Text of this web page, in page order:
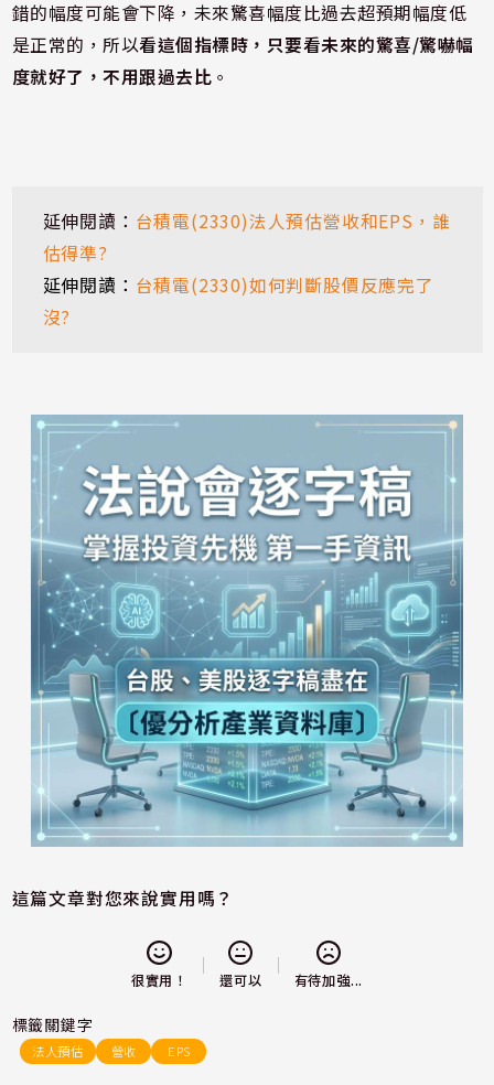
錯的幅度可能會下降，未來驚喜幅度比過去超預期幅度低
是正常的，所以看這個指標時，只要看未來的驚喜/驚嚇幅
度就好了，不用跟過去比 。
延伸閱讀： 台積電(2330)法人預估營收和EPS，誰
估得準?
延伸閱讀： 台積電(2330)如何判斷股價反應完了
沒?
這篇文章對您來說實用嗎？
很實用！ 還可以 有待加強...
標籤關鍵字
法人預估 營收 EPS